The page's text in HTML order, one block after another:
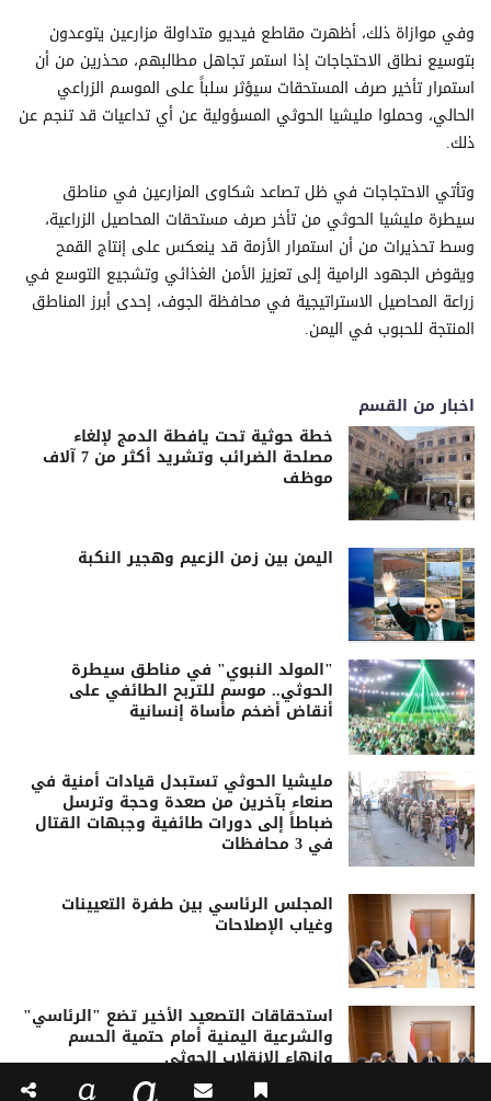
وفي موازاة ذلك، أظهرت مقاطع فيديو متداولة مزارعين يتوعدون
بتوسيع نطاق الاحتجاجات إذا استمر تجاهل مطالبهم، محذرين من أن
استمرار تأخير صرف المستحقات سيؤثر سلباً على الموسم الزراعي
الحالي، وحملوا مليشيا الحوثي المسؤولية عن أي تداعيات قد تنجم عن
ذلك.
وتأتي الاحتجاجات في ظل تصاعد شكاوى المزارعين في مناطق
سيطرة مليشيا الحوثي من تأخر صرف مستحقات المحاصيل الزراعية،
وسط تحذيرات من أن استمرار الأزمة قد ينعكس على إنتاج القمح
ويقوض الجهود الرامية إلى تعزيز الأمن الغذائي وتشجيع التوسع في
زراعة المحاصيل الاستراتيجية في محافظة الجوف، إحدى أبرز المناطق
المنتجة للحبوب في اليمن.
اخبار من القسم
خطة حوثية تحت يافطة الدمج لإلغاء
مصلحة الضرائب وتشريد أكثر من 7 آلاف
موظف
اليمن بين زمن الزعيم وهجير النكبة
"المولد النبوي" في مناطق سيطرة
الحوثي.. موسم للتربح الطائفي على
أنقاض أضخم مأساة إنسانية
مليشيا الحوثي تستبدل قيادات أمنية في
صنعاء بآخرين من صعدة وحجة وترسل
ضباطاً إلى دورات طائفية وجبهات القتال
في 3 محافظات
المجلس الرئاسي بين طفرة التعيينات
وغياب الإصلاحات
استحقاقات التصعيد الأخير تضع "الرئاسي"
والشرعية اليمنية أمام حتمية الحسم
وإنهاء الانقلاب الحوثي
a